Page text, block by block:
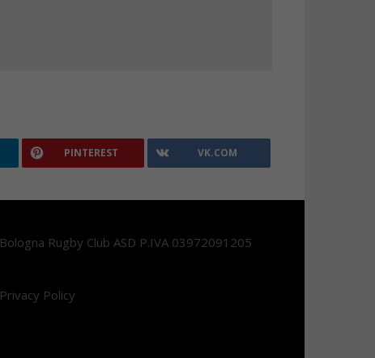
PINTEREST VK.COM
Bologna Rugby Club ASD P.IVA 03972091205
Privacy Policy